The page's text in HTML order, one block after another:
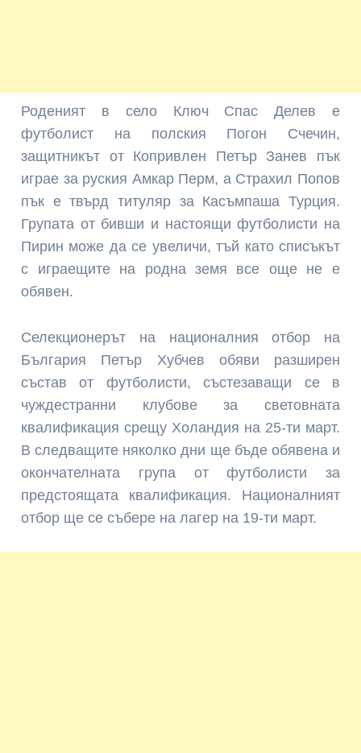
Роденият в село Ключ Спас Делев е
футболист на полския Погон Счечин,
защитникът от Копривлен Петър Занев пък
играе за руския Амкар Перм, а Страхил Попов
пък е твърд титуляр за Касъмпаша Турция.
Групата от бивши и настоящи футболисти на
Пирин може да се увеличи, тъй като списъкът
с играещите на родна земя все още не е
обявен.
Селекционерът на националния отбор на
България Петър Хубчев обяви разширен
състав от футболисти, състезаващи се в
чуждестранни клубове за световната
квалификация срещу Холандия на 25-ти март.
В следващите няколко дни ще бъде обявена и
окончателната група от футболисти за
предстоящата квалификация. Националният
отбор ще се събере на лагер на 19-ти март.